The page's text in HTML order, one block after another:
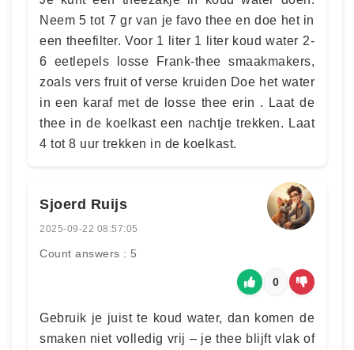
Neem 5 tot 7 gr van je favo thee en doe het in
een theefilter. Voor 1 liter 1 liter koud water 2-
6 eetlepels losse Frank-thee smaakmakers,
zoals vers fruit of verse kruiden Doe het water
in een karaf met de losse thee erin . Laat de
thee in de koelkast een nachtje trekken. Laat
4 tot 8 uur trekken in de koelkast.
Sjoerd Ruijs
2025-09-22 08:57:05
Count answers : 5
0
Gebruik je juist te koud water, dan komen de
smaken niet volledig vrij – je thee blijft vlak of